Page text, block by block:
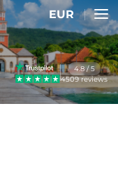
EUR
4.8 / 5
4509 reviews